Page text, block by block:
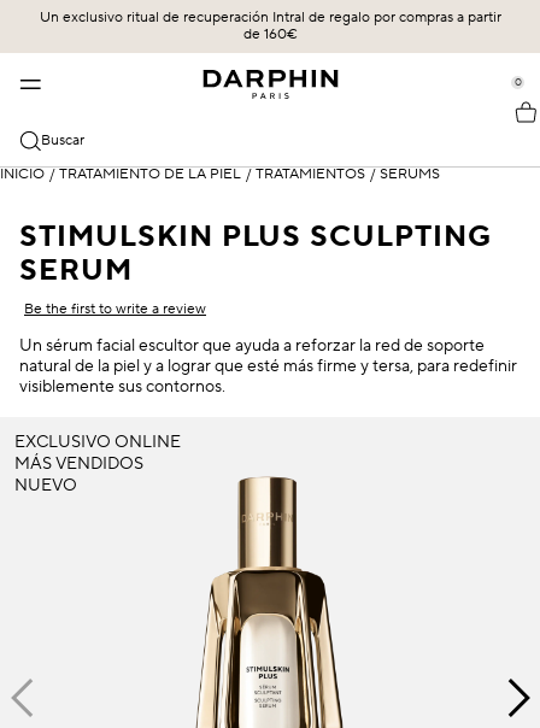
Un exclusivo ritual de recuperación Intral de regalo por compras a partir
de 160€
::elc_general.menu::
0
Buscar
Sidebar Navigation
MÁS VENDIDOS
LOS MÁS VENDIDOS
HYDRASKIN
CUIDADO DE LA PIEL
DESCUBRIR
Rutina de cuidado de la piel
CATEGORIAS
Todos los productos
Limpiadores y tónicos
Hidratantes y protección SPF
Cuidado de los ojos y los labios
Aceites
Hidratación
Líneas de expresión y arrugas
Piel mixta
Protección SPF
Manchas oscuras & piel irregular
COLECCIONES
COMPRAR TODO
Stimulskin Plus
Elixir de aceites esenciales
Ideal Resource
Prédermine
LEGADO
UN FUTURO ARRAIGADO EN UN LEGADO
LA CIENCIA DE LA ENTREGA
INICIO / TRATAMIENTO DE LA PIEL / TRATAMIENTOS / SÉRUMS
STIMULSKIN PLUS SCULPTING
SERUM
Be the first to write a review
Un sérum facial escultor que ayuda a reforzar la red de soporte
natural de la piel y a lograr que esté más firme y tersa, para redefinir
visiblemente sus contornos.
EXCLUSIVO ONLINE
MÁS VENDIDOS
NUEVO